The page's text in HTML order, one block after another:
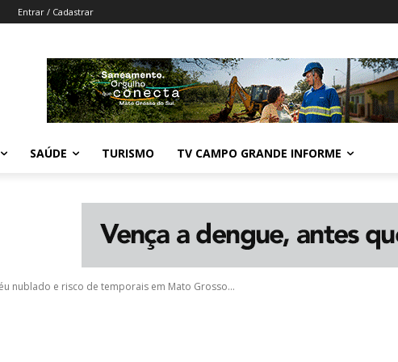
Entrar / Cadastrar
SAÚDE TURISMO TV CAMPO GRANDE INFORME
nublado e risco de temporais em Mato Grosso...